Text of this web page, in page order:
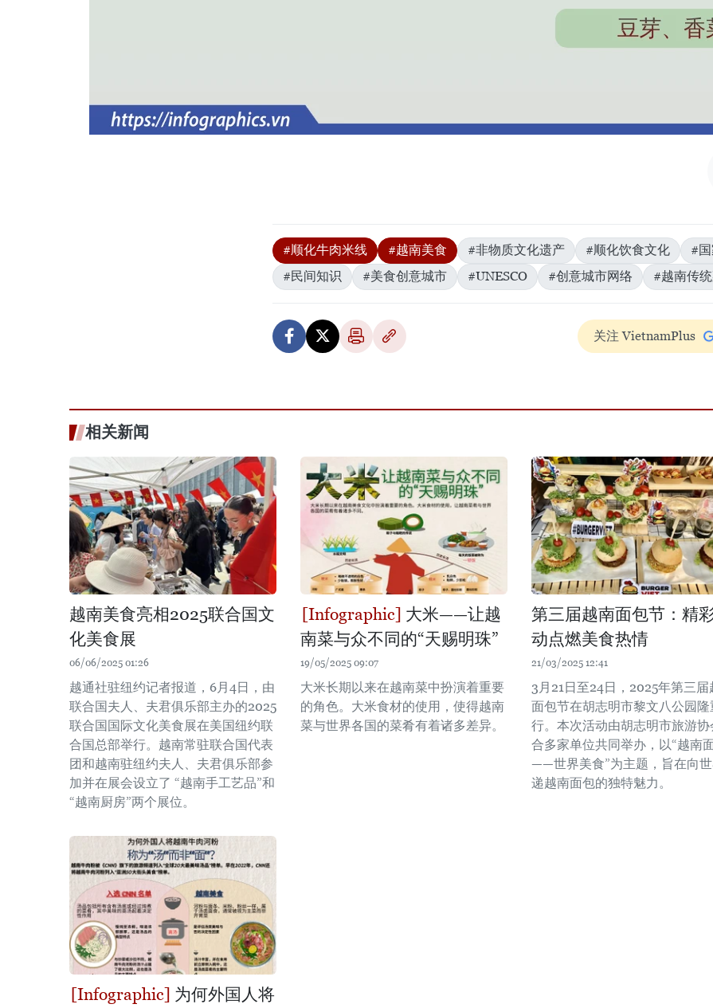
#顺化牛肉米线 #越南美食 #非物质文化遗产 #顺化饮食文化
#
#民间知识
#美食创意城市 #UNESCO #创意城市网络 #越南传
关注 VietnamPlus
相关新闻
越南美食亮相2025联合国文
化美食展
06/06/2025 01:26
越通社驻纽约记者报道，6月4日，由
联合国夫人、夫君俱乐部主办的2025
联合国国际文化美食展在美国纽约联
合国总部举行。越南常驻联合国代表
团和越南驻纽约夫人、夫君俱乐部参
加并在展会设立了 “越南手工艺品”和
“越南厨房”两个展位。
大米——让越
南菜与众不同的“天赐明珠”
19/05/2025 09:07
大米长期以来在越南菜中扮演着重要
的角色。大米食材的使用，使得越南
菜与世界各国的菜肴有着诸多差异。
第三届越南面包节：精
动点燃美食热情
21/03/2025 12:41
3月21日至24日，2025年第三届
面包节在胡志明市黎文八公园隆
行。本次活动由胡志明市旅游协
合多家单位共同举办，以“越南
——世界美食”为主题，旨在向
递越南面包的独特魅力。
为何外国人将